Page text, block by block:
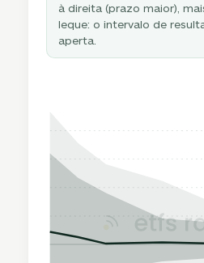
à direita (prazo maior),
leque: o intervalo de
aperta.